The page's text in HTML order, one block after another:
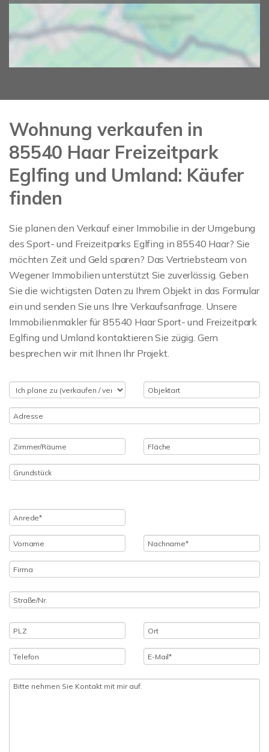
Wohnung verkaufen in
85540 Haar Freizeitpark
Eglfing und Umland: Käufer
finden
Sie planen den Verkauf einer Immobilie in der Umgebung
des Sport- und Freizeitparks Eglfing in 85540 Haar? Sie
möchten Zeit und Geld sparen? Das Vertriebsteam von
Wegener Immobilien unterstützt Sie zuverlässig. Geben
Sie die wichtigsten Daten zu Ihrem Objekt in das Formular
ein und senden Sie uns Ihre Verkaufsanfrage. Unsere
Immobilienmakler für 85540 Haar Sport- und Freizeitpark
Eglfing und Umland kontaktieren Sie zügig. Gern
besprechen wir mit Ihnen Ihr Projekt.